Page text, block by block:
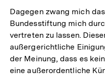
Dagegen zwang mich
Bundesstiftung mich
vertreten zu lassen.
außergerichtliche
der Meinung, dass es
eine außerordentliche